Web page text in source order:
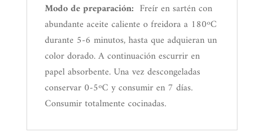
Modo de preparación: Freír en sartén con
abundante aceite caliente o freidora a 180ºC
durante 5-6 minutos, hasta que adquieran un
color dorado. A continuación escurrir en
papel absorbente. Una vez descongeladas
conservar 0-5ºC y consumir en 7 días.
Consumir totalmente cocinadas.